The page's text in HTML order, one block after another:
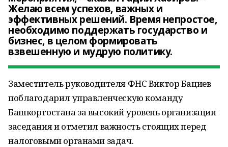
Желаю всем успехов, важных и
эффективных решений. Время непростое,
необходимо поддержать государство и
бизнес, в целом формировать
взвешенную и мудрую политику.
Заместитель руководителя ФНС Виктор Бациев
поблагодарил управленческую команду
Башкортостана за высокий уровень организации
заседания и отметил важность стоящих перед
налоговыми органами задач.